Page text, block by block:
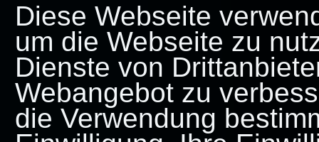
Diese Webseite
um die Webseite zu
Dienste von
Webangebot zu
die Verwendung